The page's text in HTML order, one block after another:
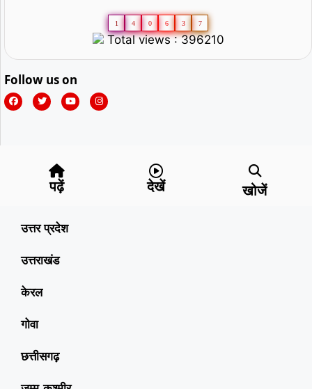
1 4 0 6 3 7
Total views : 396210
Follow us on
पढ़ें देखें खोजें
उत्तर प्रदेश
उत्तराखंड
केरल
गोवा
छत्तीसगढ़